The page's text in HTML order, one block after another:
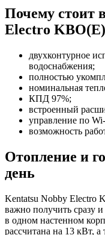
Почему стоит
Electro
двухконтурное
водоснабжения;
полностью
номинальная
КПД 97%;
встроенный
управление по
возможность
Отопление и
день
Kentatsu Nobby Electro
важно получить сразу
в одном настенном
рассчитана на 13 кВт,